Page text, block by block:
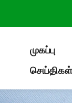
முகப்பு
செய்திகள்